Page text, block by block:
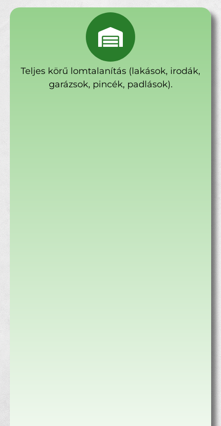
Teljes körű lomtalanítás (lakások, irodák,
garázsok, pincék, padlások).